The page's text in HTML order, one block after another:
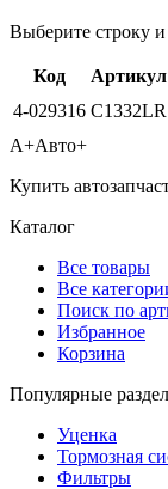
Выберите строку
Код Артикул
4-029316 C1332LR
А+Авто+
Купить
Каталог
Все товары
Все
Поиск по
Избранное
Корзина
Популярные
Уценка
Тормозная
Фильтры